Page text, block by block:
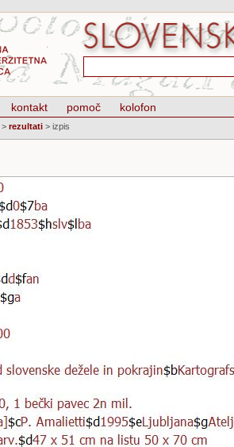
kontakt pomoč kolofon
> rezultati > izpis